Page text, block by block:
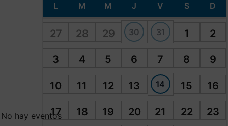
L M M J V S D
27 28 29 30 31 1 2
3 4 5 6 7 8 9
10 11 12 13 14 15 16
17 18 19 20 21 22 23
No hay eventos